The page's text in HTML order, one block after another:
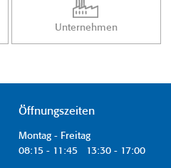
Unternehmen
Öffnungszeiten
Montag - Freitag
08:15 - 11:45 13:30 - 17:00